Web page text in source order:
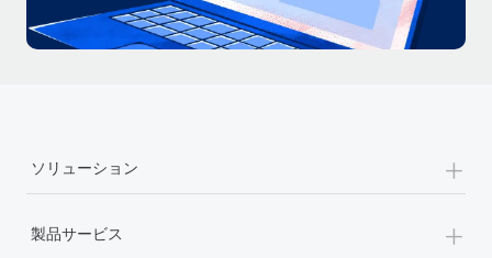
ソリューション +
製品サービス +